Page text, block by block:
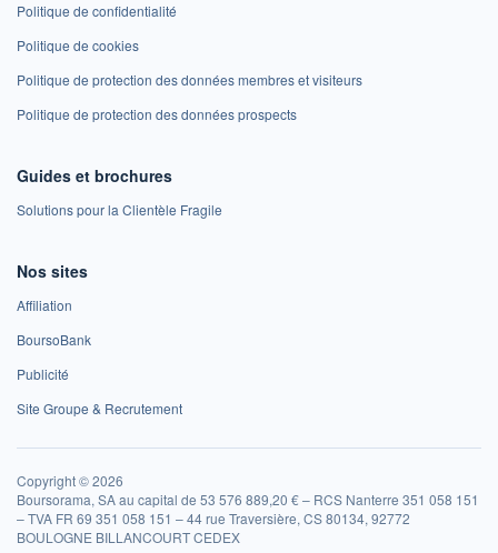
Politique de confidentialité
Politique de cookies
Politique de protection des données membres et visiteurs
Politique de protection des données prospects
Guides et brochures
Solutions pour la Clientèle Fragile
Nos sites
Affiliation
BoursoBank
Publicité
Site Groupe & Recrutement
Copyright © 2026
Boursorama, SA au capital de 53 576 889,20 € – RCS Nanterre 351 058 151
– TVA FR 69 351 058 151 – 44 rue Traversière, CS 80134, 92772
BOULOGNE BILLANCOURT CEDEX